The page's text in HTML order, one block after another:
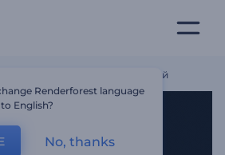
Приложения С Темной Темой
Renderforest language
to English?
No, thanks